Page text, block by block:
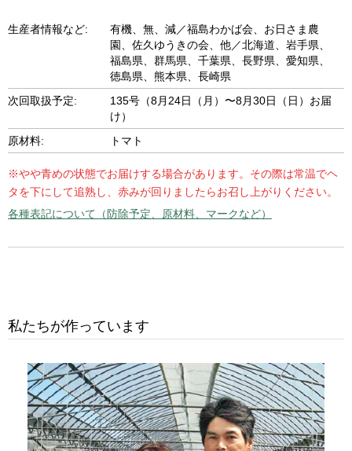
生産者情報など:
有機、無、減／福島わかば会、お日さま農
園、佐久ゆうきの会、他／北海道、岩手県、
福島県、群馬県、千葉県、長野県、愛知県、
徳島県、熊本県、長崎県
次回取扱予定:
135号（8月24日（月）〜8月30日（日）お届
け）
原材料:
トマト
※やや青めの状態でお届けする場合があります。その際は常温でヘ
タを下にして追熟し、赤みが回りましたらお召し上がりください。
各種表記について（防除予定、原材料、マークなど）
私たちが作っています